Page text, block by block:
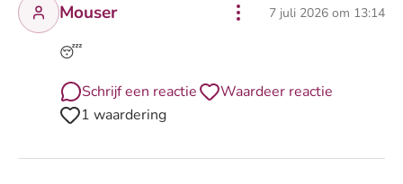
Mouser 7 juli 2026 om 13:14
😴
Schrijf een reactie
Waardeer reactie
1 waardering